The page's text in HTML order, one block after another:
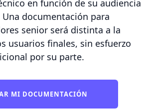
en función de su audiencia
documentación para
senior será distinta a la
usuarios finales, sin esfuerzo
por su parte.
MI DOCUMENTACIÓN